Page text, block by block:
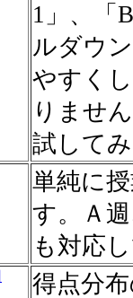
1」、「
ルダウ
やすく
りませ
試して
単純に
す。Ａ
も対応
得点分